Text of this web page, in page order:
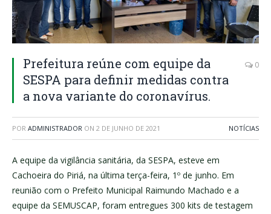
Prefeitura reúne com equipe da
SESPA para definir medidas contra
a nova variante do coronavírus.
0
POR ADMINISTRADOR ON 2 DE JUNHO DE 2021 NOTÍCIAS
A equipe da vigilância sanitária, da SESPA, esteve em
Cachoeira do Piriá, na última terça-feira, 1º de junho. Em
reunião com o Prefeito Municipal Raimundo Machado e a
equipe da SEMUSCAP, foram entregues 300 kits de testagem